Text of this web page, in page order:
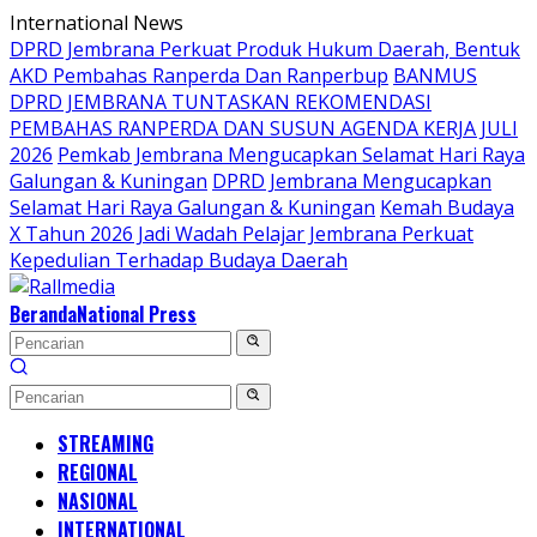
Langsung
ke
konten
International News
DPRD Jembrana Perkuat Produk Hukum Daerah, Bentuk
AKD Pembahas Ranperda Dan Ranperbup BANMUS
DPRD JEMBRANA TUNTASKAN REKOMENDASI
PEMBAHAS RANPERDA DAN SUSUN AGENDA KERJA JULI
2026 Pemkab Jembrana Mengucapkan Selamat Hari Raya
Galungan & Kuningan DPRD Jembrana Mengucapkan
Selamat Hari Raya Galungan & Kuningan Kemah Budaya
X Tahun 2026 Jadi Wadah Pelajar Jembrana Perkuat
Kepedulian Terhadap Budaya Daerah
BerandaNational Press
STREAMING
REGIONAL
NASIONAL
INTERNATIONAL